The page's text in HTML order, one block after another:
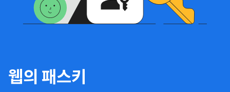
웹의 패스키